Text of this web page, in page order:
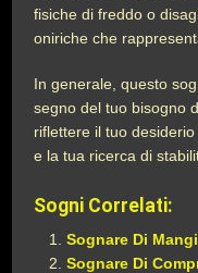
fisiche di freddo o
oniriche che
In generale, questo
segno del tuo bisogno
riflettere il tuo
e la tua ricerca di
Sogni Correlati:
Sognare Di
Sognare Di